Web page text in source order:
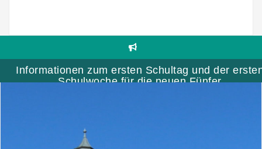
Informationen zum ersten Schultag und der
Schulwoche für die neuen Fünfer